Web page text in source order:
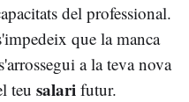
del professional.
que la manca
a la teva nova
teu salari futur.